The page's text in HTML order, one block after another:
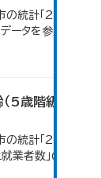
の統計「2-8 地域別
ータを参照していま
（5歳階級）、15
の統計「2-7 産業(
業者数」のデータ